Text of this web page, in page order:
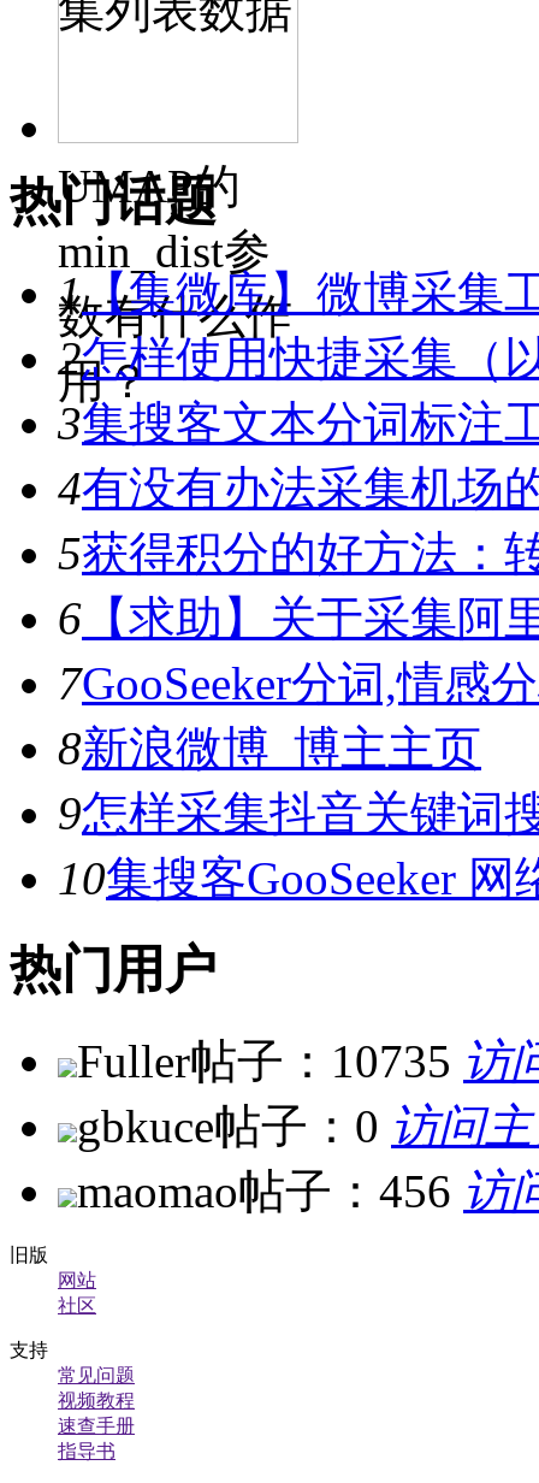
集列表数据
UMAP的
min_dist参
数有什么作
用？
热门话题
1【集微库】微博采集
2怎样使用快捷采集（
3集搜客文本分词标注
4有没有办法采集机场
5获得积分的好方法：
6 【求助】关于采集阿
7GooSeeker分词,情感
8新浪微博_博主主页
9怎样采集抖音关键词
10集搜客GooSeeker
热门用户
Fuller帖子：10735 访
gbkuce帖子：0 访问
maomao帖子：456 访
旧版
网站
社区
支持
常见问题
视频教程
速查手册
指导书